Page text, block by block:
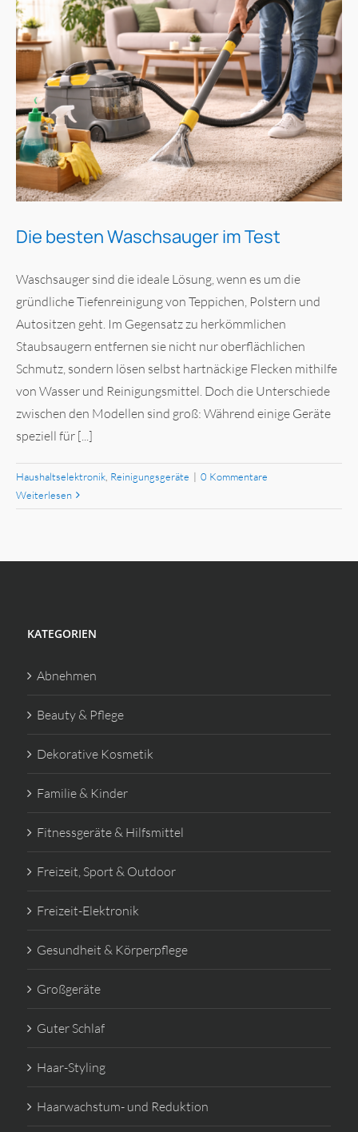
Die besten Waschsauger im Test
Waschsauger sind die ideale Lösung, wenn es um die
gründliche Tiefenreinigung von Teppichen, Polstern und
Autositzen geht. Im Gegensatz zu herkömmlichen
Staubsaugern entfernen sie nicht nur oberflächlichen
Schmutz, sondern lösen selbst hartnäckige Flecken mithilfe
von Wasser und Reinigungsmittel. Doch die Unterschiede
zwischen den Modellen sind groß: Während einige Geräte
speziell für [...]
Haushaltselektronik Reinigungsgeräte | 0 Kommentare
Weiterlesen
KATEGORIEN
Abnehmen
Beauty & Pflege
Dekorative Kosmetik
Familie & Kinder
Fitnessgeräte & Hilfsmittel
Freizeit, Sport & Outdoor
Freizeit-Elektronik
Gesundheit & Körperpflege
Großgeräte
Guter Schlaf
Haar-Styling
Haarwachstum- und Reduktion